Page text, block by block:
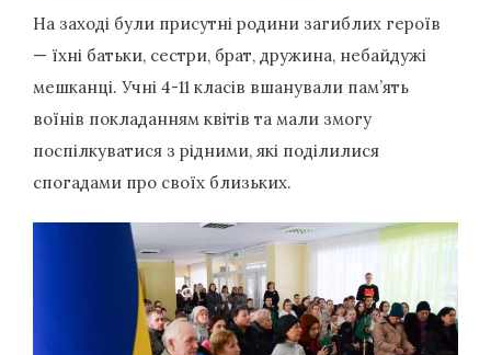
На заході були присутні родини загиблих героїв
— їхні батьки, сестри, брат, дружина, небайдужі
мешканці. Учні 4-11 класів вшанували пам’ять
воїнів покладанням квітів та мали змогу
поспілкуватися з рідними, які поділилися
спогадами про своїх близьких.